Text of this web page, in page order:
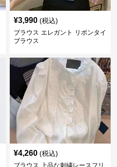
¥3,990 (税込)
ブラウス エレガント リボンタイ
ブラウス
¥4,260 (税込)
ブラウス 上品な刺繍レースフリ